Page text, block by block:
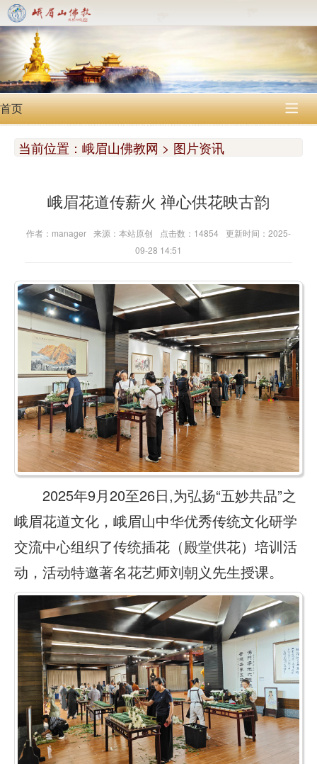
首页 
当前位置： 峨眉山佛教网 > 图片资讯
峨眉花道传薪火 禅心供花映古韵
作者：manager 来源：本站原创 点击数：14854
更新时间：2025-
09-28 14:51
2025年9月20至26日,为弘扬“五妙共品”之
峨眉花道文化，峨眉山中华优秀传统文化研学
交流中心组织了传统插花（殿堂供花）培训活
动，活动特邀著名花艺师刘朝义先生授课。